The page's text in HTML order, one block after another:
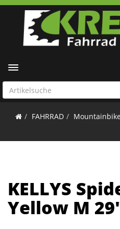
Toggle navigation
FAHRRAD Mountainbike
KELLYS
Yellow M